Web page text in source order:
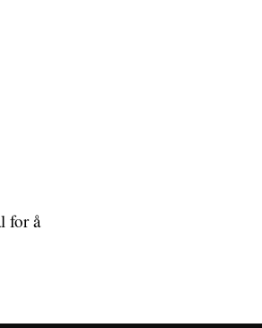
for å